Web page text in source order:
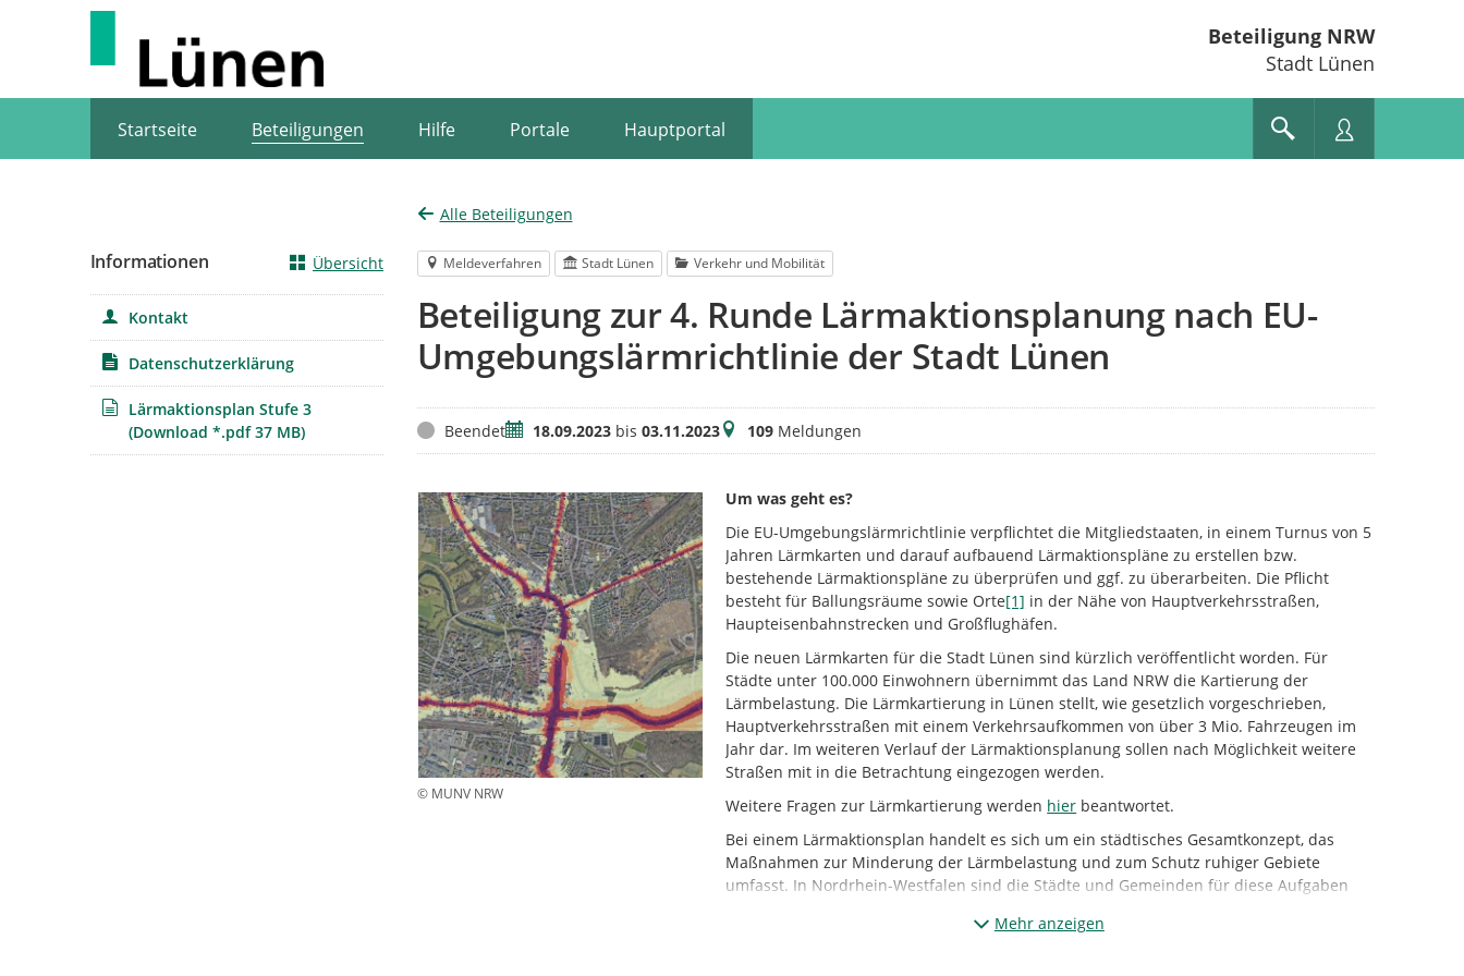
Beteiligung NRW
Stadt Lünen
Startseite Beteiligungen Hilfe Portale Hauptportal
Alle Beteiligungen
Meldeverfahren Stadt Lünen Verkehr und Mobilität
Beteiligung zur 4. Runde Lärmaktionsplanung nach EU-
Umgebungslärmrichtlinie der Stadt Lünen
StatusBeendetZeitraum
18.09.2023bis 03.11.2023Meldungen
109Meldungen
© MUNV NRW
Um was geht es?
Die EU-Umgebungslärmrichtlinie verpflichtet die Mitgliedstaaten, in einem Turnus von 5
Jahren Lärmkarten und darauf aufbauend Lärmaktionspläne zu erstellen bzw.
bestehende Lärmaktionspläne zu überprüfen und ggf. zu überarbeiten. Die Pflicht
besteht für Ballungsräume sowie Orte[1] in der Nähe von Hauptverkehrsstraßen,
Haupteisenbahnstrecken und Großflughäfen.
Die neuen Lärmkarten für die Stadt Lünen sind kürzlich veröffentlicht worden. Für
Städte unter 100.000 Einwohnern übernimmt das Land NRW die Kartierung der
Lärmbelastung. Die Lärmkartierung in Lünen stellt, wie gesetzlich vorgeschrieben,
Hauptverkehrsstraßen mit einem Verkehrsaufkommen von über 3 Mio. Fahrzeugen im
Jahr dar. Im weiteren Verlauf der Lärmaktionsplanung sollen nach Möglichkeit weitere
Straßen mit in die Betrachtung eingezogen werden.
Weitere Fragen zur Lärmkartierung werden hier beantwortet.
Bei einem Lärmaktionsplan handelt es sich um ein städtisches Gesamtkonzept, das
Maßnahmen zur Minderung der Lärmbelastung und zum Schutz ruhiger Gebiete
umfasst. In Nordrhein-Westfalen sind die Städte und Gemeinden für diese Aufgaben
Bundes. Dort ist das Eisenbahn-Bundesamt für die Maßnahmen in Bundeshoheit
Mehr anzeigen
Informationen Übersicht
Kontakt
Datenschutzerklärung
Lärmaktionsplan Stufe 3
(Download *.pdf 37 MB)